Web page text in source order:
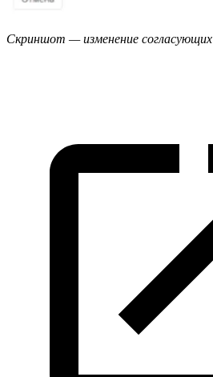
Скриншот — изменение согласующих